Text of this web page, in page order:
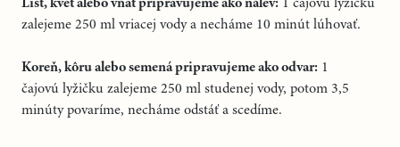
List, kvet alebo vňať pripravujeme ako nálev: 1 čajovú lyžičku
zalejeme 250 ml vriacej vody a necháme 10 minút lúhovať.
Koreň, kôru alebo semená pripravujeme ako odvar: 1
čajovú lyžičku zalejeme 250 ml studenej vody, potom 3,5
minúty povaríme, necháme odstáťa scedíme.